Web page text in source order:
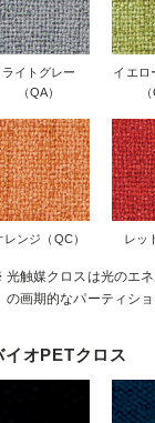
ライトグレー
（QA）
イエロ
レンジ（QC） レッ
光触媒クロスは光のエ
の画期的なパーティショ
イオPETクロス